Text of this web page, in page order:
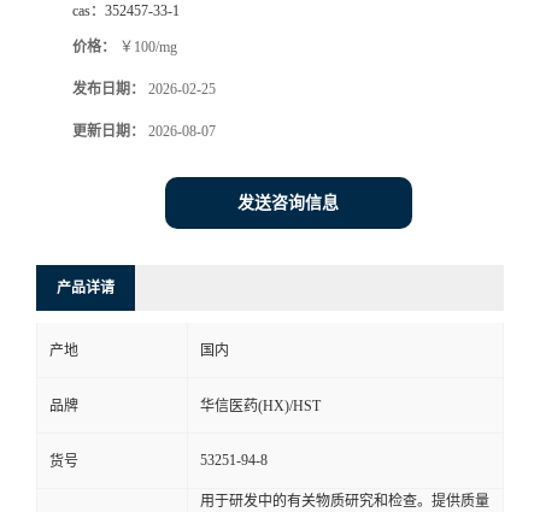
式
cas： 352457-33-1
价格： ￥100/mg
发布日期： 2026-02-25
更新日期： 2026-08-07
发送咨询信息
产品详请
产地 国内
品牌 华信医药(HX)/HST
货号 53251-94-8
用于研发中的有关物质研究和检查。提供质量